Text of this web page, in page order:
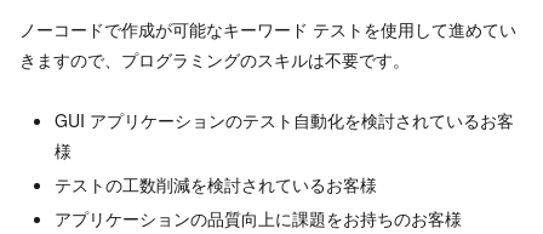
ノーコードで作成が可能なキーワード テストを使用して進めてい
きますので、プログラミングのスキルは不要です。
GUI アプリケーションのテスト自動化を検討されているお客
様
テストの工数削減を検討されているお客様
アプリケーションの品質向上に課題をお持ちのお客様